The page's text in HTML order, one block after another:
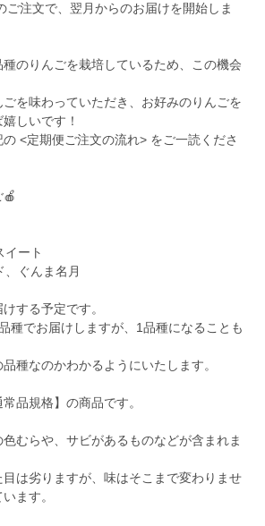
注文で、翌月からのお届けを開始しま
のりんごを栽培しているため、この機会
を味わっていただき、お好みのりんごを
しいです！
<定期便ご注文の流れ> をご一読くださ
イート
、ぐんま名月
する予定です。
種でお届けしますが、1品種になることも
種なのかわかるようにいたします。
品規格】の商品です。
むらや、サビがあるものなどが含まれま
は劣りますが、味はそこまで変わりませ
ます。